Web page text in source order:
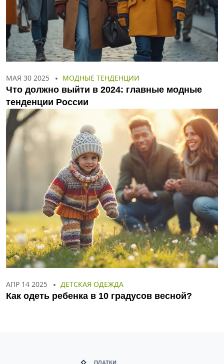
МАЯ 30 2025 МОДНЫЕ ТЕНДЕНЦИИ
Что должно выйти в 2024: главные модные
тенденции России
АПР 14 2025 ДЕТСКАЯ ОДЕЖДА
Как одеть ребенка в 10 градусов весной?